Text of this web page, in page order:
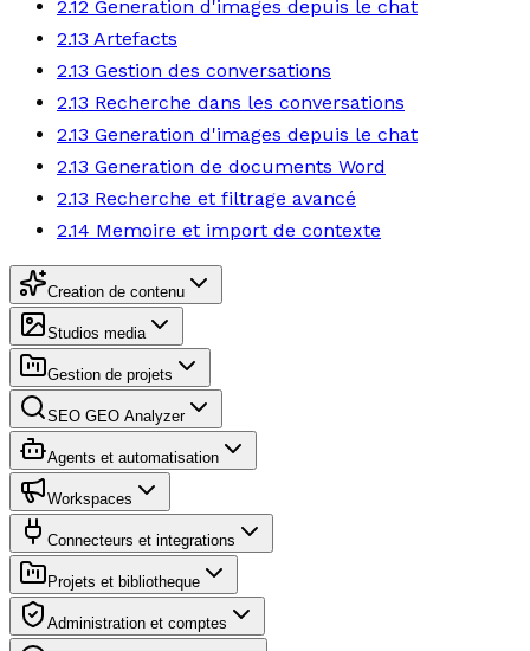
2.12 Generation d'images depuis le chat
2.13 Artefacts
2.13 Gestion des conversations
2.13 Recherche dans les conversations
2.13 Generation d'images depuis le chat
2.13 Generation de documents Word
2.13 Recherche et filtrage avancé
2.14 Memoire et import de contexte
Creation de contenu
Studios media
Gestion de projets
SEO GEO Analyzer
Agents et automatisation
Workspaces
Connecteurs et integrations
Projets et bibliotheque
Administration et comptes